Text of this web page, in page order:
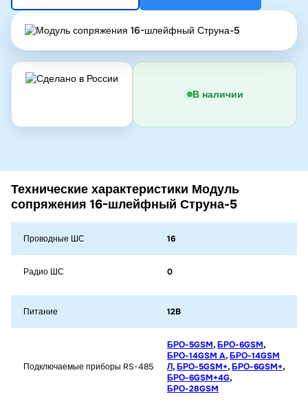
В наличии
Технические характеристики Модуль
сопряжения 16-шлейфный Струна-5
Проводные ШС 16
Радио ШС 0
Питание 12B
Подключаемые приборы RS-485
БРО-5GSM,БРО-6GSM,
БРО-14GSM A,БРО-14GSM
Л,БРО-5GSM+,БРО-6GSM+,
БРО-6GSM+4G,
БРО-28GSM